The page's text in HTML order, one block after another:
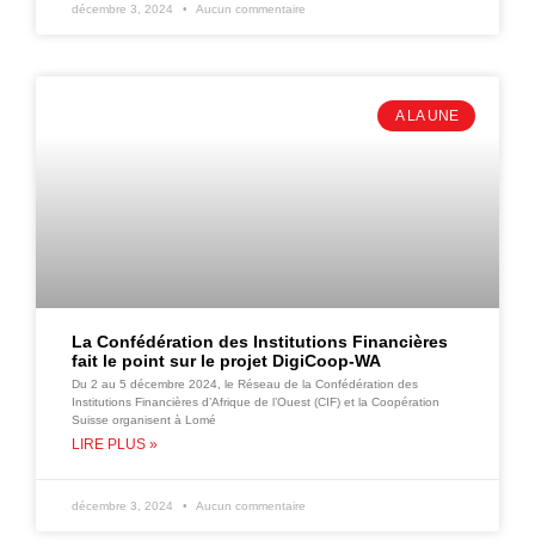
décembre 3, 2024 Aucun commentaire
A LA UNE
La Confédération des Institutions Financières
fait le point sur le projet DigiCoop-WA
Du 2 au 5 décembre 2024, le Réseau de la Confédération des
Institutions Financières d’Afrique de l’Ouest (CIF) et la Coopération
Suisse organisent à Lomé
LIRE PLUS »
décembre 3, 2024 Aucun commentaire